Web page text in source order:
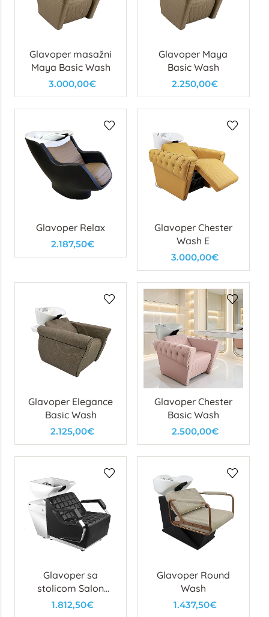
Glavoper masažni
Maya Basic Wash
3.000,00€
Glavoper Maya
Basic Wash
2.250,00€
Glavoper Relax
2.187,50€
Glavoper Chester
Wash E
3.000,00€
Glavoper Elegance
Basic Wash
2.125,00€
Glavoper Chester
Basic Wash
2.500,00€
Glavoper sa
stolicom Salon
Wash
1.812,50€
Glavoper Round
Wash
1.437,50€